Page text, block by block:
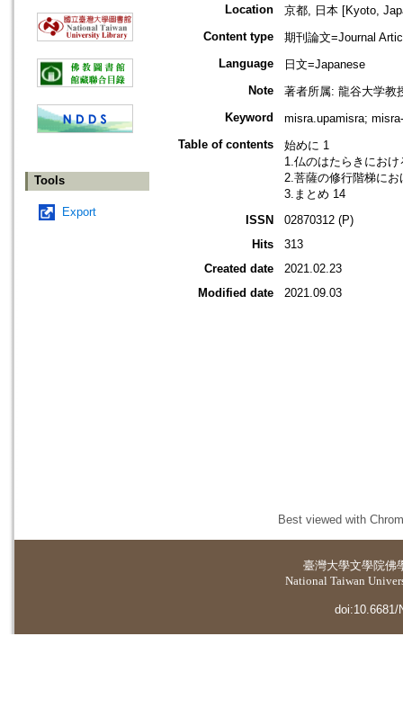
Tools
Export
Location
京都, 日本 [Kyoto,
Content type
期刊論文=Journal
Language
日文=Japanese
Note
著者所属: 龍谷大学教
Keyword
misra.upamisra;
Table of contents
始めに 1
1.仏のはたらきにお
2.菩薩の修行階梯に
3.まとめ 14
ISSN
02870312 (P)
Hits
313
Created date
2021.02.23
Modified date
2021.09.03
Best viewed with
臺灣大學文學院佛
National Taiwan
doi:10.6681/